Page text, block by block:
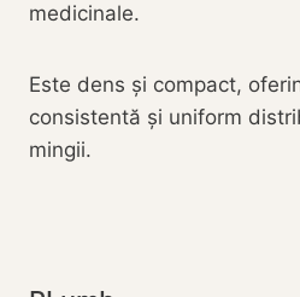
medicinale.
Este dens și compact,
consistentă și uniform
mingii.